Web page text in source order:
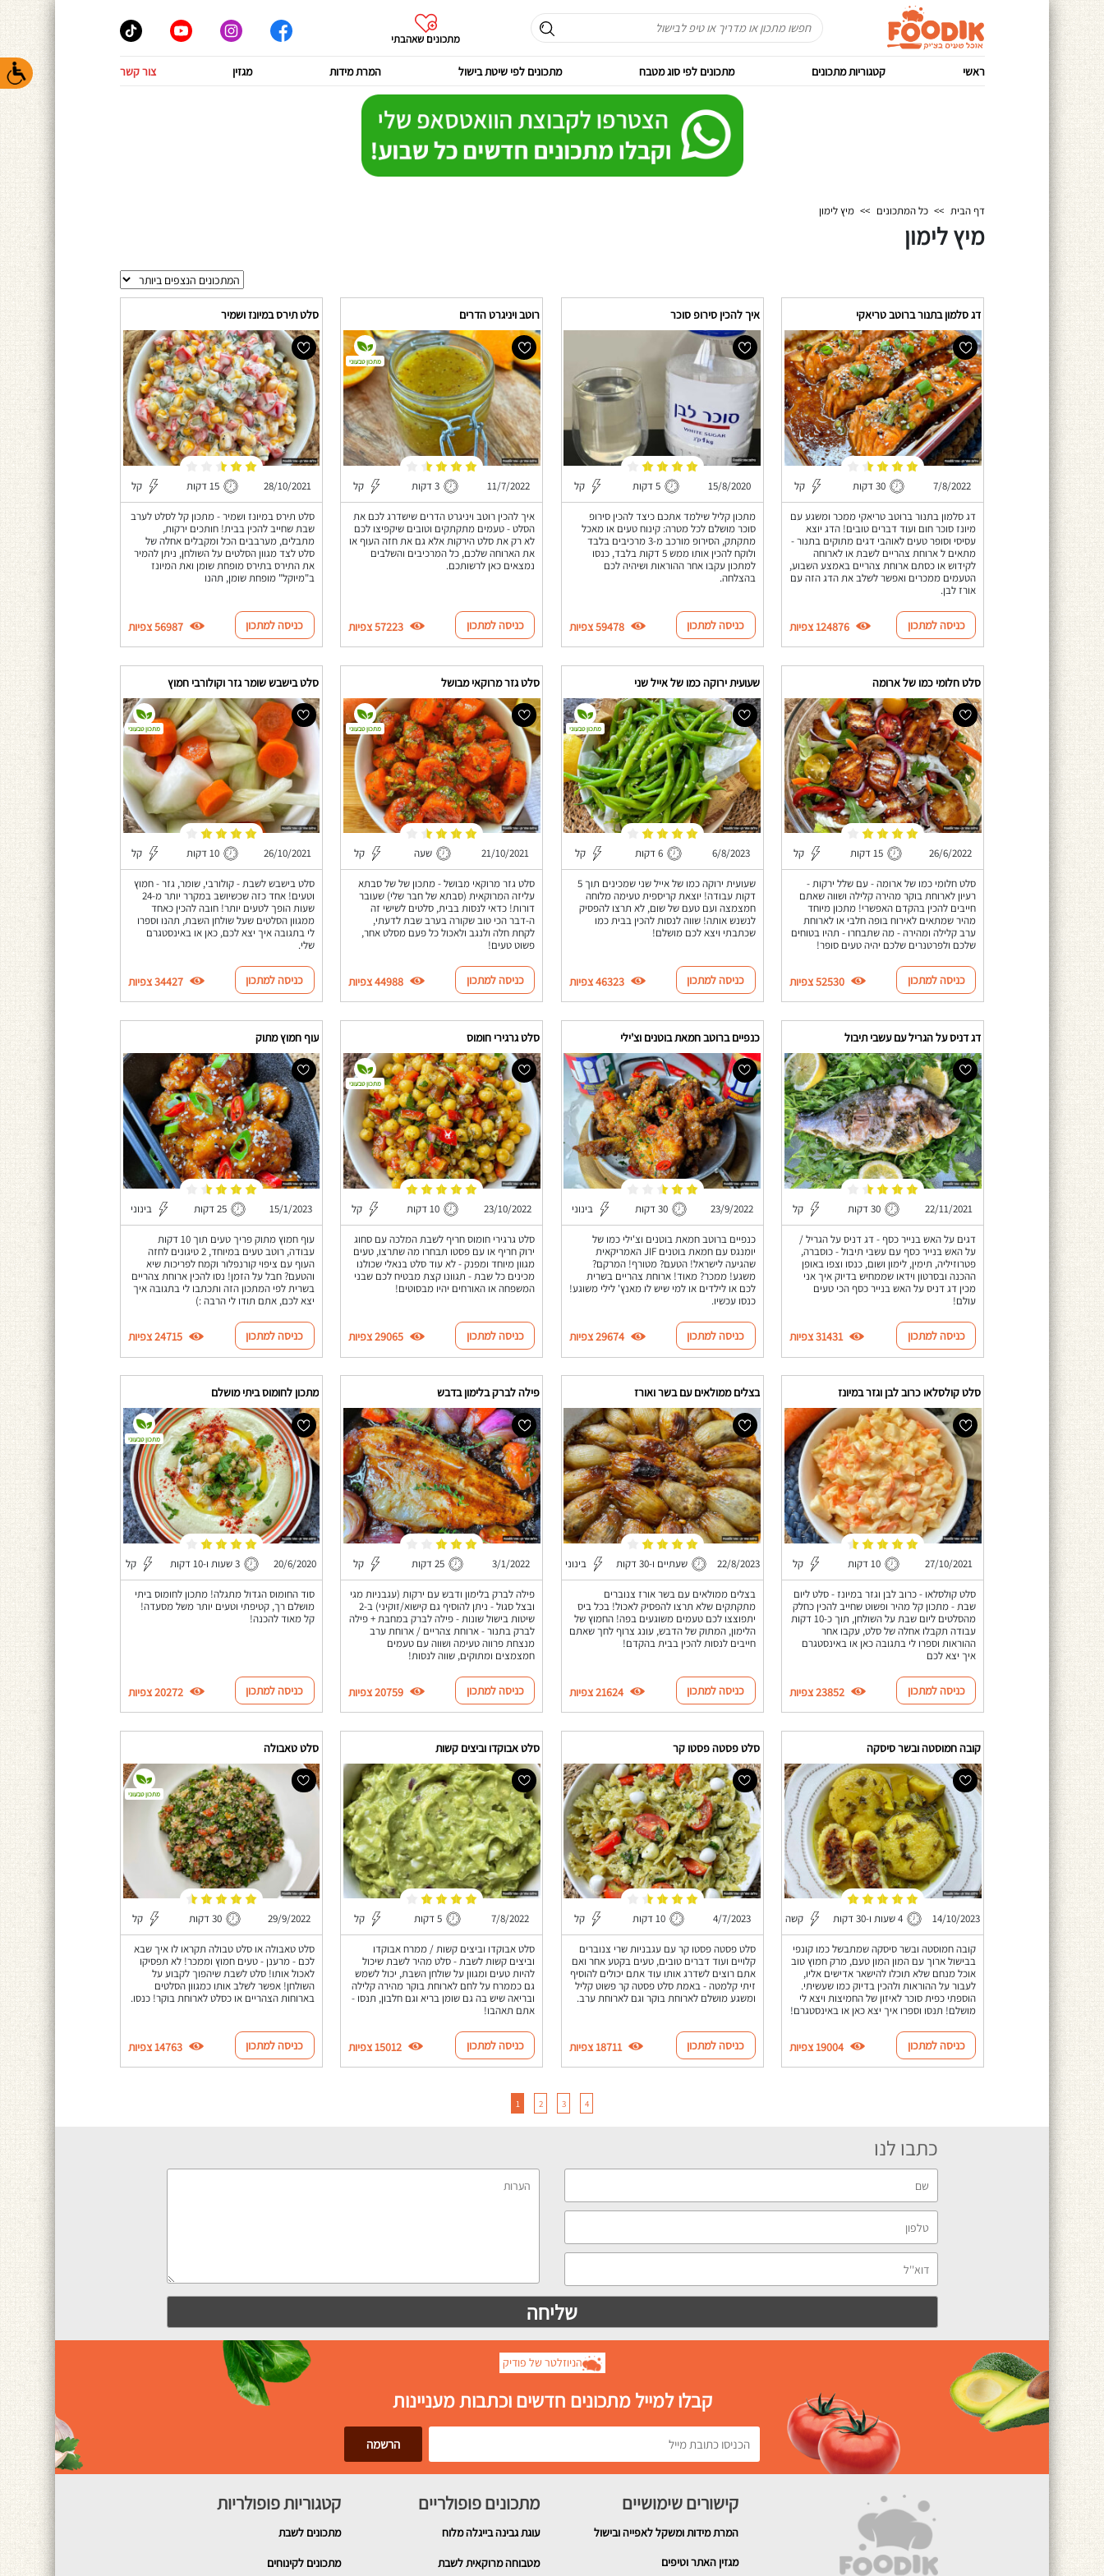
מתכונים שאהבתי
ראשי קטגוריות מתכונים מתכונים לפי סוג מטבח מתכונים לפי שיטת בישול המרת מידות מגזין צור קשר
דף הבית >> כל המתכונים >> מיץ לימון
מיץ לימון
דג סלמון בתנור ברוטב טריאקי
7/8/2022 30 דקות קל
דג סלמון בתנור ברוטב טריאקי ממכר ומשגע עם
מיונז סוכר חום ועוד דברים טובים! הדג יוצא
עסיסי וסופר טעים לאוהבי דגים מתוקים בתנור -
מתאים ל ארוחת צהריים לשבת או לארוחה
לקידוש או כסתם ארוחת צהריים באמצע השבוע,
הטעמים ממכרים ואפשר לשלב את הדג הזה עם
אורז לבן.
כניסה למתכון 124876 צפיות
איך להכין סירופ סוכר
15/8/2020 5 דקות קל
מתכון קליל שילמד אתכם כיצד להכין סירופ
סוכר מושלם לכל מטרה: קינוח טעים או מאכל
מתקתק, הסירופ מורכב מ-3 מרכיבים בלבד
ולוקח להכין אותו ממש 5 דקות בלבד, כנסו
למתכון עקבו אחר ההוראות ושיהיה לכם
בהצלחה.
כניסה למתכון 59478 צפיות
רוטב ויניגרט הדרים
11/7/2022 3 דקות קל
איך להכין רוטב ויניגרט הדרים שישדרג לכם את
הסלט - טעמים מתקתקים וטובים שיקפיצו לכם
לא רק את סלט הירקות אלא גם את חזה העוף או
את הארוחה שלכם, כל המרכיבים והשלבים
נמצאים כאן לרשותכם.
מתכון טבעוני
כניסה למתכון 57223 צפיות
סלט תירס במיונז ושמיר
28/10/2021 15 דקות קל
סלט תירס במיונז ושמיר - מתכון קל לסלט לערב
שבת שחייב להכין בבית! חותכים ירקות,
מתבלים, מערבבים הכל ומקבלים אחלה של
סלט לצד מגוון הסלטים על השולחן, ניתן להמיר
את התירס בתירס מופחת שומן ואת המיונז
ב"מיוקל" מופחת שומן, תהנו
כניסה למתכון 56987 צפיות
סלט חלומי כמו של ארומה
26/6/2022 15 דקות קל
סלט חלומי כמו של ארומה - עם שלל ירקות -
רעיון לארוחת בוקר מהירה קלילה ושווה שאתם
חייבים להכין בהקדם האפשרי! מתכון מיוחד
מהיר שמתאים לאירוח בופה חלבי או לארוחת
ערב קלילה ומהירה - מה שתבחרו - תהיו בטוחים
שלכם ולפרטנרים שלכם יהיה טעים סופר!
כניסה למתכון 52530 צפיות
שעועית ירוקה כמו של אייל שני
6/8/2023 6 דקות קל
שעועית ירוקה כמו של אייל שני שמכינים תוך 5
דקות עבודה! יוצאת קריספית טעימה מלוחה
חמצמצה ועם טעם של שום, לא תרצו להפסיק
לנשנש אותה! שווה לנסות להכין בבית כמו
שכתבתי ויצא לכם מושלם!
מתכון טבעוני
כניסה למתכון 46323 צפיות
סלט גזר מרוקאי מבושל
21/10/2021 שעה קל
סלט גזר מרוקאי מבושל - מתכון של של סבתא
עליזה המרוקאית (סבתא של חבר שלי) שעובר
דורות! כדאי לנסות בבית, סלטים לשישי זה
ה-דבר הכי טוב שקורה בערב שבת לדעתי,
לקחת חלה ולנגב ולאכול כל פעם מסלט אחר,
פשוט טעים!
מתכון טבעוני
כניסה למתכון 44988 צפיות
סלט בישבש שומר גזר וקולורבי חמוץ
26/10/2021 10 דקות קל
סלט בישבש לשבת - קולורבי, שומר, גזר - חמוץ
וטעים! אחד כזה שכשיושב במקרר יותר מ-24
שעות הופך לטעים יותר! חובה להכין כאחד
ממגוון הסלטים שעל שולחן השבת, תהנו וספרו
לי בתגובה איך יצא לכם, כאן או באינסטגרם
שלי.
מתכון טבעוני
כניסה למתכון 34427 צפיות
דג דניס על הגריל עם עשבי תיבול
22/11/2021 30 דקות קל
דגים על האש בנייר כסף - דג דניס על הגריל /
על האש בנייר כסף עם עשבי תיבול - כוסברה,
פטרוזיליה, תימין, לימון ושום, כנסו וצפו באופן
ההכנה ובסרטון וידאו שממחיש בדיוק איך אני
מכין דג דניס על האש בנייר כסף הכי טעים
עולם!
כניסה למתכון 31431 צפיות
כנפיים ברוטב חמאת בוטנים וצ'ילי
23/9/2022 30 דקות בינוני
כנפיים ברוטב חמאת בוטנים וצ'ילי כמו של
יומנגס עם חמאת בוטנים JIF האמריקאית
שהגיעה לישראל! הטעם? מטורף! המרקם?
משגע! ממכר? מאוד! ארוחת צהריים בשרית
לכם או לילדים או למי שיש לו מאנץ' לילי משוגע!
כנסו עכשיו.
כניסה למתכון 29674 צפיות
סלט גרגירי חומוס
23/10/2022 10 דקות קל
סלט גרגירי חומוס חריף לשבת המלכה עם סחוג
ירוק חריף או עם פסטו תבחרו מה שתרצו, טעים
מגוון מיוחד ומפנק - לא עוד סלט בנאלי שכולנו
מכינים כל שבת - תגוונו קצת מבטיח לכם שבני
המשפחה או האורחים יהיו מבסוטים!
מתכון טבעוני
כניסה למתכון 29065 צפיות
עוף חמוץ מתוק
15/1/2023 25 דקות בינוני
עוף חמוץ מתוק פריך טעים תוך 10 דקות
עבודה, רוטב טעים במיוחד, 2 טיגונים לחזה
העוף עם ציפוי קורנפלור וקמח לפריכות שיא
והטעם? חבל על הזמן! נסו להכין ארוחת צהריים
בשרית לפי המתכון הזה ותכתבו לי בתגובה איך
יצא לכם, אתם תודו לי הרבה :)
כניסה למתכון 24715 צפיות
סלט קולסלאו כרוב לבן וגזר במיונז
27/10/2021 10 דקות קל
סלט קולסלאו - כרוב לבן וגזר במיונז - סלט ליום
שבת - מתכון קל מהיר ופשוט שחייב להכין כחלק
מהסלטים ליום שבת על השולחן, תוך כ-10 דקות
עבודה תקבלו אחלה של סלט, עקבו אחר
ההוראות וספרו לי בתגובה כאן או באינסטגרם
איך יצא לכם
כניסה למתכון 23852 צפיות
בצלים ממולאים עם בשר ואורז
22/8/2023 שעתיים ו-30 דקות בינוני
בצלים ממולאים עם בשר אורז צנוברים
מתקתקים שלא תרצו להפסיק לאכול! בכל ביס
יתפוצצו לכם טעמים משוגעים בפה! החמוץ של
הלימון, המתוק של הדבש, עונג צרוף לחך שאתם
חייבים לנסות להכין בבית בהקדם!
כניסה למתכון 21624 צפיות
פילה לברק בלימון בדבש
3/1/2022 25 דקות קל
פילה לברק בלימון ודבש עם ירקות (עגבניות מגי
ובצל סגול - ניתן להוסיף גם קישוא/זוקיני) ב-2
שיטות בישול שונות - פילה לברק במחבת + פילה
לברק בתנור - ארוחת צהריים / ארוחת ערב
מנצחת פרווה טעימה ושווה עם טעמים
חמצמצים ומתוקים, שווה לנסות!
כניסה למתכון 20759 צפיות
מתכון לחומוס ביתי מושלם
20/6/2020 3 שעות ו-10 דקות קל
סוד החומוס הגדול מתגלה! מתכון לחומוס ביתי
מושלם רך, קטיפתי וטעים יותר משל מסעדה!
קל מאוד להכנה!
מתכון טבעוני
כניסה למתכון 20272 צפיות
קובה חמוסטה ובשר סיסקה
14/10/2023 4 שעות ו-30 דקות קשה
קובה חמוסטה ובשר סיסקה שמתבשל כמו קונפי
בבישול ארוך עם המון המון טעם, מרק חמוץ טוב
אוכל מנחם שלא תוכלו להישאר אדישים אליו,
לעבור על ההוראות ולהכין בדיוק כמו שעשיתי.
הוספתי כפית סוכר לאיזון של החמיצות ויצא לי
מושלם! תנסו וספרו איך יצא כאן או באינסטגרם!
כניסה למתכון 19004 צפיות
סלט פסטה פסטו קר
4/7/2023 10 דקות קל
סלט פסטה פסטו קר עם עגבניות שרי צנוברים
קלויים ועוד דברים טובים, טעים בקטע אחר ואם
אתם רוצים לשדרג אותו עוד אתם יכולים להוסיף
זיתי קלמטה - באמת סלט פסטה קר פשוט קליל
ומשגע מושלם לארוחת בוקר וגם לארוחת ערב.
כניסה למתכון 18711 צפיות
סלט אבוקדו וביצים קשות
7/8/2022 5 דקות קל
סלט אבוקדו וביצים קשות / ממרח אבוקדו
וביצים קשות לשבת - סלט מהיר לשבת שיכול
להיות טעים ומגוון על שולחן השבת, יכול לשמש
גם כממרח על לחם לארוחת בוקר מהירה קלילה
ובריאה שיש בה גם שומן בריא וגם חלבון, תנסו -
אתם תאהבו!
כניסה למתכון 15012 צפיות
סלט טאבולה
29/9/2022 30 דקות קל
סלט טאבולה או סלט טבולה תקראו לו איך שבא
לכם - מרענן - טעים חמוץ וממכר! לא תפסיקו
לאכול אותו! סלט לשבת שיהפוך לקבוע על
השולחן! אפשר לשלב אותו כמגוון הסלטים
בארוחות הצהריים או כסלט לארוחת בוקר! כנסו.
מתכון טבעוני
כניסה למתכון 14763 צפיות
1 2 3 4
כתבו לנו
הניוזלטר של פודיק
קבלו למייל מתכונים חדשים וכתבות מעניינות
קישורים שימושיים
המרת מידות ומשקל לאפייה ובישול
מגזין האתר וטיפים
מתכונים פופולריים
עוגת גבינה בייגלה מלוח
מטבוחה מרוקאית לשבת
קטגוריות פופולריות
מתכונים לשבת
מתכונים לקינוחים